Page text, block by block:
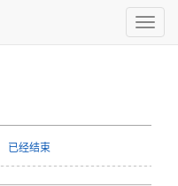
Toggle
已经结束